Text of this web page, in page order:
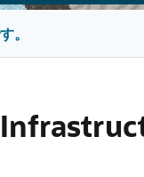
。